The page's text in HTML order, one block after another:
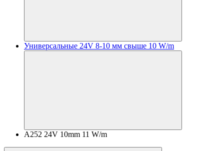
Универсальные 24V 8-10 мм свыше 10 W/m
A252 24V 10mm 11 W/m